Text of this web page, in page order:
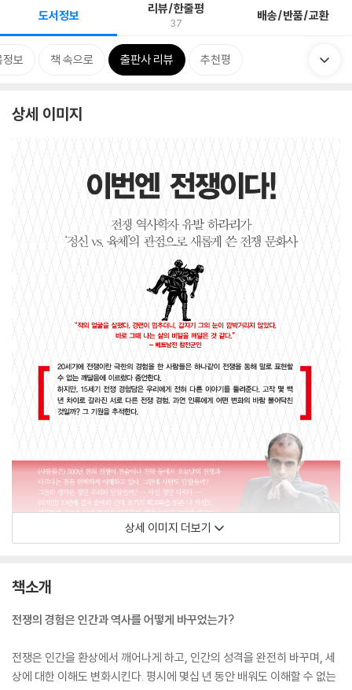
도서정보 리뷰/한줄평
37 배송/반품/교환
정보 책 속으로 출판사 리뷰 추천평
상세 이미지
상세 이미지 더보기
책소개
전쟁의 경험은 인간과 역사를 어떻게 바꾸었는가?
전쟁은 인간을 환상에서 깨어나게 하고, 인간의 성격을 완전히 바꾸며, 세
상에 대한 이해도 변화시킨다. 평시에 몇십 년 동안 배워도 이해할 수 없는